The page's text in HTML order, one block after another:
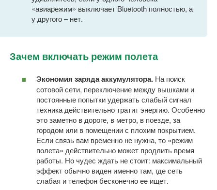
«авиарежим» выключает Bluetooth полностью, а
у другого – нет.
Зачем включать режим полета
Экономия заряда аккумулятора. На поиск
сотовой сети, переключение между вышками и
постоянные попытки удержать слабый сигнал
техника действительно тратит энергию. Особенно
это заметно в дороге, в метро, в поезде, за
городом или в помещении с плохим покрытием.
Если связь вам временно не нужна, то «режим
полета» действительно может продлить время
работы. Но чудес ждать не стоит: максимальный
эффект обычно виден именно там, где сеть
слабая и телефон бесконечно ее ищет.